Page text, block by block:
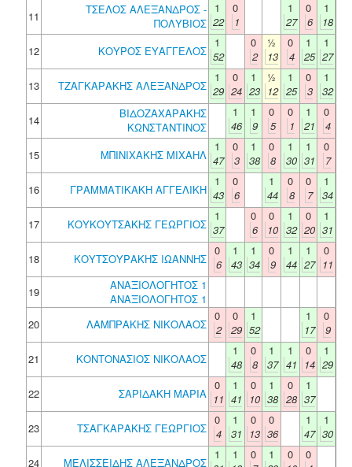
11
ΤΣΕΛΟΣ ΑΛΕΞΑΝΔΡΟΣ -
ΠΟΛΥΒΙΟΣ
1
22
0
1
1
27
0
6
1
18
12
ΚΟΥΡΟΣ ΕΥΑΓΓΕΛΟΣ
1
52
0
2
½
13
0
4
1
25
1
27
13
ΤΖΑΓΚΑΡΑΚΗΣ ΑΛΕΞΑΝΔΡΟΣ
1
29
0
24
1
23
½
12
1
25
0
3
1
32
14
ΒΙΔΟΖΑΧΑΡΑΚΗΣ
ΚΩΝΣΤΑΝΤΙΝΟΣ
1
46
1
9
0
5
0
1
1
21
0
4
15
ΜΠΙΝΙΧΑΚΗΣ ΜΙΧΑΗΛ
1
47
0
3
1
38
0
8
1
30
1
31
0
7
16
ΓΡΑΜΜΑΤΙΚΑΚΗ ΑΓΓΕΛΙΚΗ
1
43
0
6
1
44
0
8
0
7
1
34
17
ΚΟΥΚΟΥΤΣΑΚΗΣ ΓΕΩΡΓΙΟΣ
1
37
0
6
0
10
1
32
0
20
1
31
18
ΚΟΥΤΣΟΥΡΑΚΗΣ ΙΩΑΝΝΗΣ
0
6
1
43
1
34
0
9
1
44
1
27
0
11
19
ΑΝΑΞΙΟΛΟΓΗΤΟΣ 1
ΑΝΑΞΙΟΛΟΓΗΤΟΣ 1
20
ΛΑΜΠΡΑΚΗΣ ΝΙΚΟΛΑΟΣ
0
2
0
29
1
52
1
17
0
9
21
ΚΟΝΤΟΝΑΣΙΟΣ ΝΙΚΟΛΑΟΣ
1
48
0
8
1
37
1
41
0
14
1
29
22
ΣΑΡΙΔΑΚΗ ΜΑΡΙΑ
0
11
1
41
0
10
1
38
0
28
1
37
23
ΤΣΑΓΚΑΡΑΚΗΣ ΓΕΩΡΓΙΟΣ
0
4
1
31
0
13
0
36
1
47
1
30
24
ΜΕΛΙΣΣΕΙΔΗΣ ΑΛΕΞΑΝΔΡΟΣ
1
1
0
1
0
0